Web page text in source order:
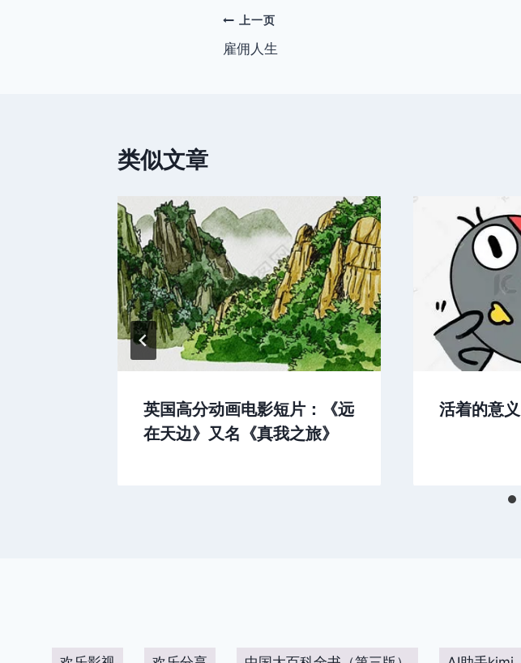
文
章
上一页
雇佣人生
类似文章
英国高分动画电影短片：《远
在天边》又名《真我之旅》
活着的意